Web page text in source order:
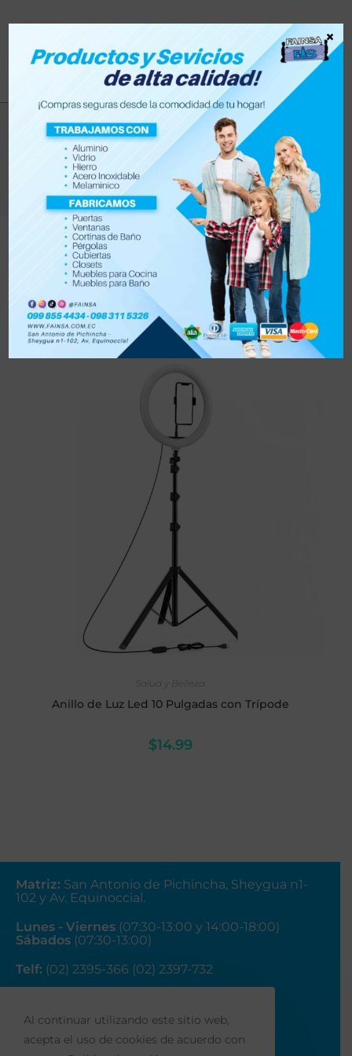
selfi
Productos > selfi
Filtrar
Orden por defecto
Salud y Belleza
Anillo de Luz Led 10 Pulgadas con Trípode
$14.99
Matriz: San Antonio de Pichincha, Sheygua n1-
102 y Av. Equinoccial.
Lunes - Viernes (07:30-13:00 y 14:00-18:00)
Sábados (07:30-13:00)
Telf: (02) 2395-366 (02) 2397-732
×
Al continuar utilizando este sitio web,
acepta el uso de cookies de acuerdo con